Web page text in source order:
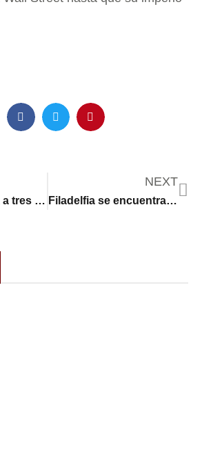
Florida contrata a tres empresas privadas para ejecutar el programa de DeSantis
NEXT
Filadelfia se encuentra bajo alerta de “código rojo” mientras millones de personas desde la costa este